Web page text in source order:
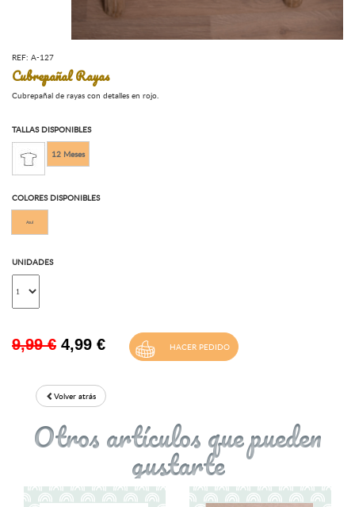
REF: A-127
Cubrepañal Rayas
Cubrepañal de rayas con detalles en rojo.
TALLAS DISPONIBLES
12 Meses
COLORES DISPONIBLES
Azul
UNIDADES
9,99 € 4,99 €
Volver atrás
Otros artículos que pueden
gustarte